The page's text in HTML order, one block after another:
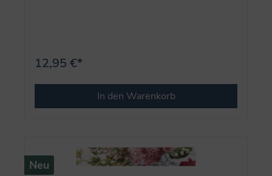
12,95 €*
In den Warenkorb
Neu